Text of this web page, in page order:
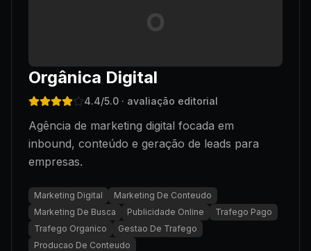
O
Orgânica Digital
4.4/5.0 · avaliação editorial
Agência de marketing digital focada em
inbound, conteúdo e geração de leads para
empresas.
Marketing Digital
Marketing De Conteudo
Marketing De Busca
Publicidade Online
Trafego Pago
Trafego Organico
Gestao De Trafego
Producao De Conteudo